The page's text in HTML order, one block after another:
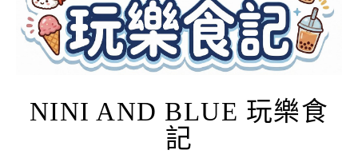
NINI AND BLUE 玩樂食
記